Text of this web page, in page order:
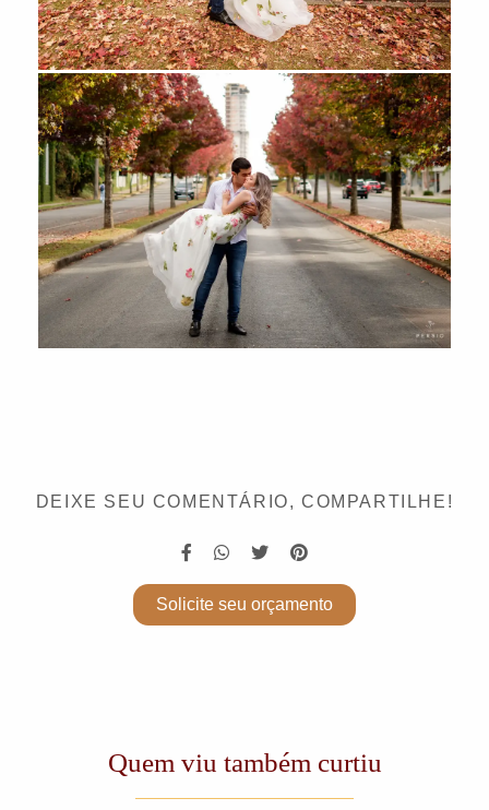
DEIXE SEU COMENTÁRIO, COMPARTILHE!
Solicite seu orçamento
Quem viu também curtiu